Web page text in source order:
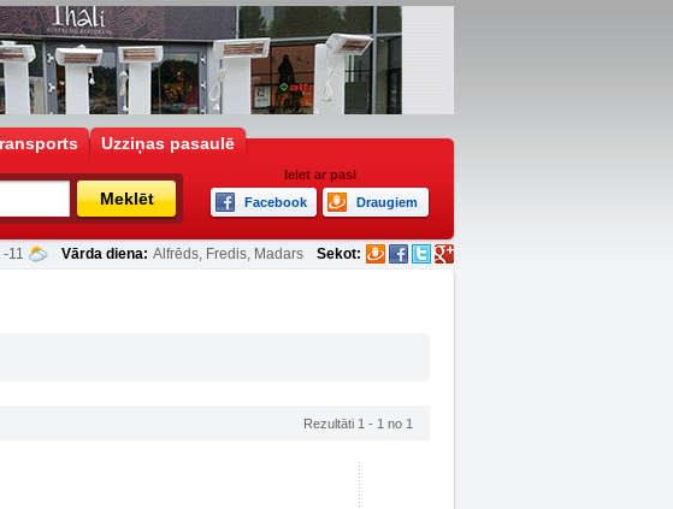
Uzziņas pasaulē
Meklēt
Ieiet ar pasi
Facebook
Draugiem
-11 Vārda diena: Alfrēds, Fredis, Madars Sekot:
Rezultāti 1 - 1 no 1